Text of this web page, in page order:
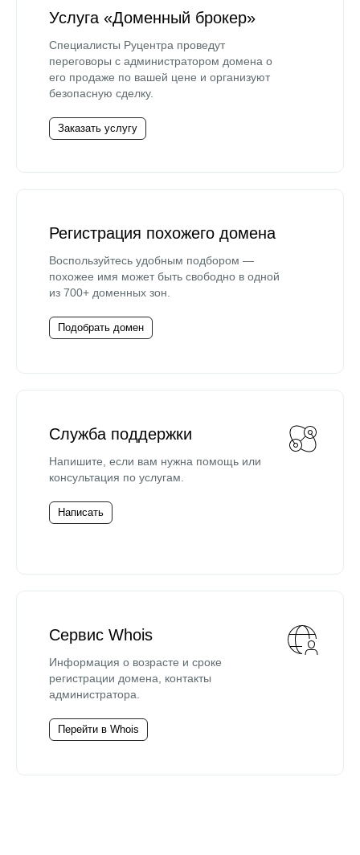
Услуга «Доменный брокер»
Специалисты Руцентра проведут
переговоры с администратором домена о
его продаже по вашей цене и организуют
безопасную сделку.
Заказать услугу
Регистрация похожего домена
Воспользуйтесь удобным подбором —
похожее имя может быть свободно в одной
из 700+ доменных зон.
Подобрать домен
Служба поддержки
Напишите, если вам нужна помощь или
консультация по услугам.
Написать
Сервис Whois
Информация о возрасте и сроке
регистрации домена, контакты
администратора.
Перейти в Whois